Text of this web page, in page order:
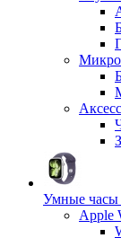
Умные часы
Apple